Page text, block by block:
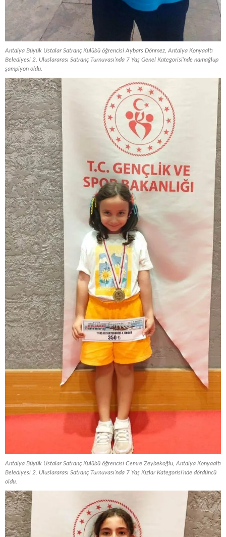
Antalya Büyük Ustalar Satranç Kulübü öğrencisi Aybars Dönmez, Antalya Konyaaltı
Belediyesi 2. Uluslararası Satranç Turnuvası’nda 7 Yaş Genel Kategorisi’nde namağlup
şampiyon oldu.
Antalya Büyük Ustalar Satranç Kulübü öğrencisi Cemre Zeybekoğlu, Antalya Konyaaltı
Belediyesi 2. Uluslararası Satranç Turnuvası’nda 7 Yaş Kızlar Kategorisi’nde dördüncü
oldu.